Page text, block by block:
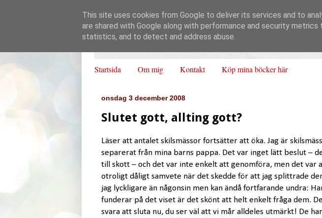
Startsida Om mig Kontakt Köp mina böcker här
onsdag 3 december 2008
Slutet gott, allting gott?
Läser att antalet skilsmässor fortsätter att öka. Jag är
separerat från mina barns pappa. Det var inget lätt beslut –
till skott – och det var inte enkelt att genomföra, men det var
otroligt dåligt samvete när det skedde för att jag splittrade
jag lyckligare än någonsin men kan ändå fortfarande undra:
funderar på det viset är det skönt att helt enkelt fråga dem.
svara att sluta nu, du ser väl att vi mår alldeles utmärkt! De
This site uses cookies from Google to deliver its services and to
are shared with Google along with performance and security
statistics, and to detect and address abuse.